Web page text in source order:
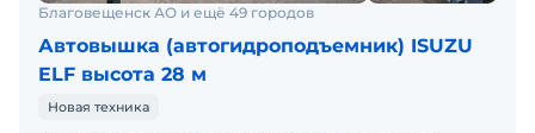
Благовещенск АО и ещё 49 городов
Автовышка (автогидроподъемник) ISUZU
ELF высота 28 м
Новая техника